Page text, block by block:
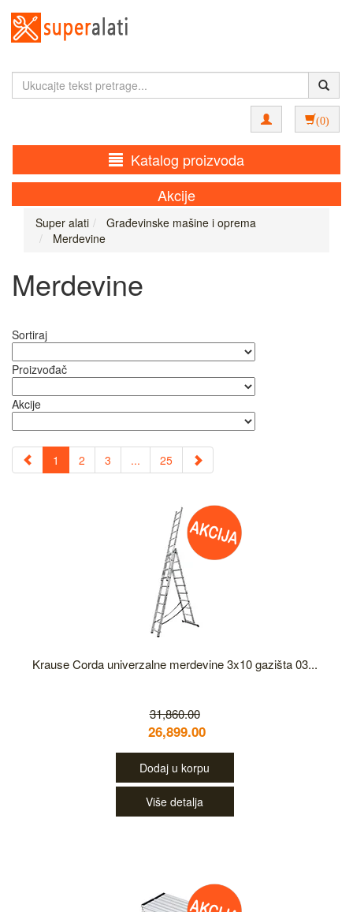
(0)
Katalog proizvoda
Akcije
Super alati
Građevinske mašine i oprema
Merdevine
Merdevine
Sortiraj
Proizvođač
Akcije
1 2 3 ... 25
Krause Corda univerzalne merdevine 3x10 gazišta 03...
31,860.00
26,899.00
Dodaj u korpu
Više detalja